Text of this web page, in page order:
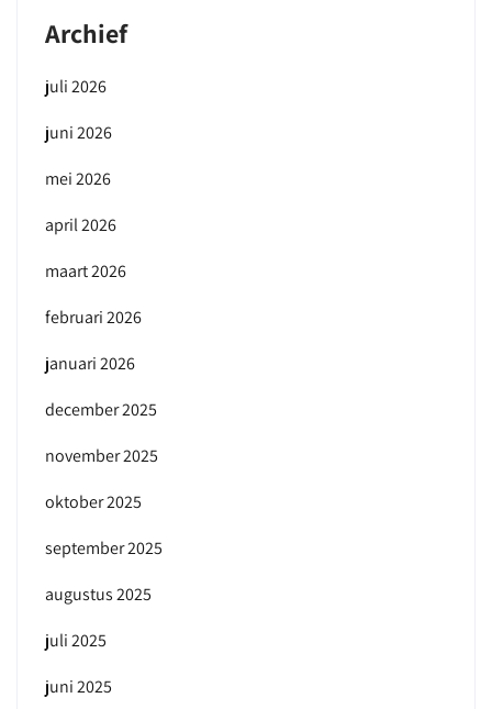
Archief
juli 2026
juni 2026
mei 2026
april 2026
maart 2026
februari 2026
januari 2026
december 2025
november 2025
oktober 2025
september 2025
augustus 2025
juli 2025
juni 2025